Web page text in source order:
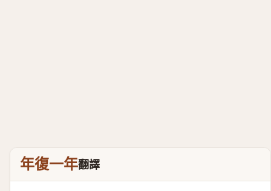
年復一年翻譯